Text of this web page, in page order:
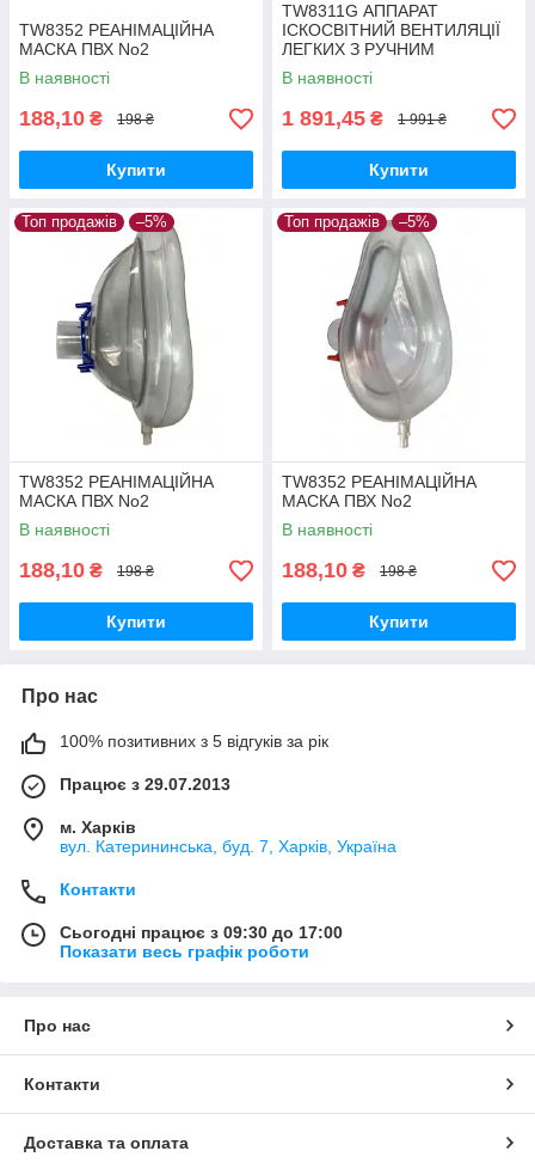
TW8352 РЕАНІМАЦІЙНА
МАСКА ПВХ No2
В наявності
188,10 ₴ 198 ₴
Купити
TW8311G АППАРАТ
ІСКОСВІТНИЙ ВЕНТИЛЯЦІЇ
ЛЕГКИХ З РУЧНИМ
ПРИВОДОМ ПВХ КОМПЛЕКТ
"ВЗРОСОВИЙ"
В наявності
1 891,45 ₴ 1 991 ₴
Купити
Топ продажів –5%
TW8352 РЕАНІМАЦІЙНА
МАСКА ПВХ No2
В наявності
188,10 ₴ 198 ₴
Купити
Топ продажів –5%
TW8352 РЕАНІМАЦІЙНА
МАСКА ПВХ No2
В наявності
188,10 ₴ 198 ₴
Купити
Про нас
100% позитивних з 5 відгуків за рік
Працює з 29.07.2013
м. Харків
вул. Катерининська, буд. 7, Харків, Україна
Контакти
Сьогодні працює з 09:30 до 17:00
Показати весь графік роботи
Про нас
Контакти
Доставка та оплата